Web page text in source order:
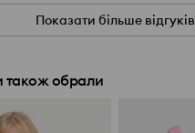
Показати більше відгуків
також обрали